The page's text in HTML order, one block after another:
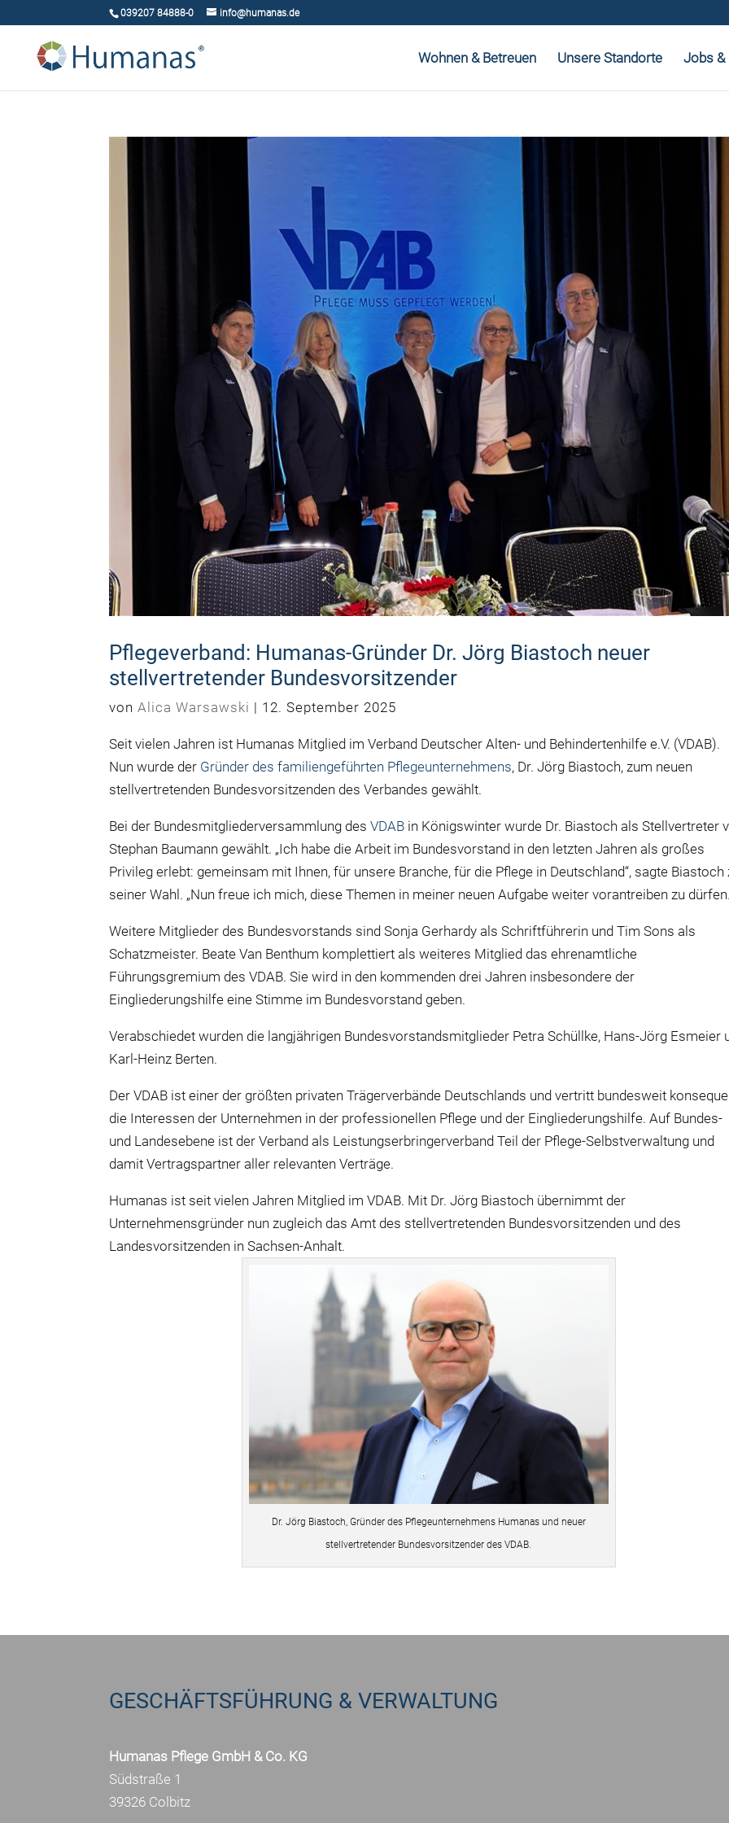
039207 84888-0 info@humanas.de
Wohnen & Betreuen Unsere Standorte Jobs &
Pflegeverband: Humanas-Gründer Dr. Jörg Biastoch neuer
stellvertretender Bundesvorsitzender
vonAlica Warsawski | 12. September 2025
Seit vielen Jahren ist Humanas Mitglied im Verband Deutscher Alten- und Behindertenhilfe e.V. (VDAB).
Nun wurde der Gründer des familiengeführten Pflegeunternehmens, Dr. Jörg Biastoch, zum neuen
stellvertretenden Bundesvorsitzenden des Verbandes gewählt.
Bei der Bundesmitgliederversammlung desVDAB in Königswinter wurde Dr. Biastoch als Stellvertreter
Stephan Baumann gewählt. „Ich habe die Arbeit im Bundesvorstand in den letzten Jahren als großes
Privileg erlebt: gemeinsam mit Ihnen, für unsere Branche, für die Pflege in Deutschland“, sagte Biastoch
seiner Wahl. „Nun freue ich mich, diese Themen in meiner neuen Aufgabe weiter vorantreiben zu
Weitere Mitglieder des Bundesvorstands sind Sonja Gerhardy als Schriftführerin und Tim Sons als
Schatzmeister. Beate Van Benthum komplettiert als weiteres Mitglied das ehrenamtliche
Führungsgremium des VDAB. Sie wird in den kommenden drei Jahren insbesondere der
Eingliederungshilfe eine Stimme im Bundesvorstand geben.
Verabschiedet wurden die langjährigen Bundesvorstandsmitglieder Petra Schüllke, Hans-Jörg Esmeier
Karl-Heinz Berten.
Der VDAB ist einer der größten privaten Trägerverbände Deutschlands und vertritt bundesweit
die Interessen der Unternehmen in der professionellen Pflege und der Eingliederungshilfe. Auf Bundes-
und Landesebene ist der Verband als Leistungserbringerverband Teil der Pflege-Selbstverwaltung und
damit Vertragspartner aller relevanten Verträge.
Humanas ist seit vielen Jahren Mitglied im VDAB. Mit Dr. Jörg Biastoch übernimmt der
Unternehmensgründer nun zugleich das Amt des stellvertretenden Bundesvorsitzenden und des
Landesvorsitzenden in Sachsen-Anhalt.
Dr. Jörg Biastoch, Gründer des Pflegeunternehmens Humanas und neuer
stellvertretender Bundesvorsitzender des VDAB.
GESCHÄFTSFÜHRUNG & VERWALTUNG
Humanas Pflege GmbH & Co. KG
Südstraße 1
39326 Colbitz